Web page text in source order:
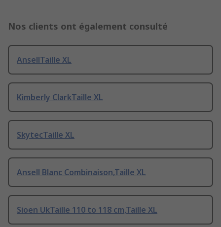
Nos clients ont également consulté
AnsellTaille XL
Kimberly ClarkTaille XL
SkytecTaille XL
Ansell Blanc Combinaison,Taille XL
Sioen UkTaille 110 to 118 cm,Taille XL